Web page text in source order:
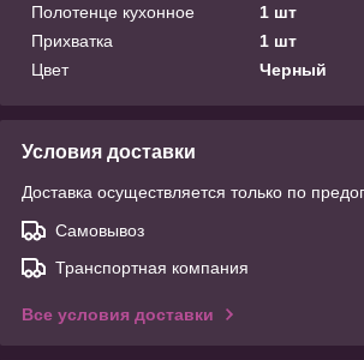
Полотенце кухонное
1 шт
Прихватка
1 шт
Цвет
Черный
Условия доставки
Доставка осуществляется только по
Самовывоз
Транспортная компания
Все условия доставки